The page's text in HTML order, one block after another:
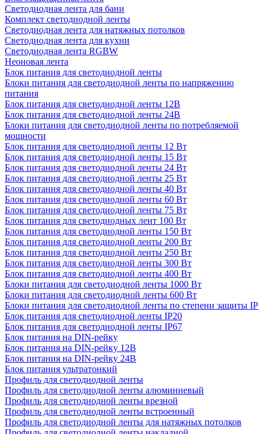
Светодиодная лента для бани
Комплект светодиодной ленты
Светодиодная лента для натяжных потолков
Светодиодная лента для кухни
Светодиодная лента RGBW
Неоновая лента
Блок питания для светодиодной ленты
Блоки питания для светодиодной ленты по напряжению
питания
Блок питания для светодиодной ленты 12В
Блок питания для светодиодной ленты 24В
Блоки питания для светодиодной ленты по потребляемой
мощности
Блок питания для светодиодной ленты 12 Вт
Блок питания для светодиодной ленты 15 Вт
Блок питания для светодиодной ленты 24 Вт
Блок питания для светодиодной ленты 25 Вт
Блок питания для светодиодной ленты 40 Вт
Блок питания для светодиодной ленты 60 Вт
Блок питания для светодиодной ленты 75 Вт
Блок питания для светодиодных лент 100 Вт
Блок питания для светодиодной ленты 150 Вт
Блок питания для светодиодной ленты 200 Вт
Блок питания для светодиодной ленты 250 Вт
Блок питания для светодиодной ленты 300 Вт
Блок питания для светодиодной ленты 400 Вт
Блоки питания для светодиодной ленты 1000 Вт
Блоки питания для светодиодной ленты 600 Вт
Блоки питания для светодиодной ленты по степени защиты IP
Блок питания для светодиодной ленты IP20
Блок питания для светодиодной ленты IP67
Блок питания на DIN-рейку
Блок питания на DIN-рейку 12В
Блок питания на DIN-рейку 24В
Блок питания ультратонкий
Профиль для светодиодной ленты
Профиль для светодиодной ленты алюминиевый
Профиль для светодиодной ленты врезной
Профиль для светодиодной ленты встроенный
Профиль для светодиодной ленты для натяжных потолков